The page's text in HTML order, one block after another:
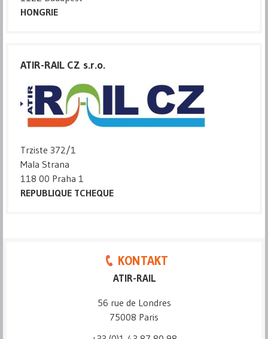
HONGRIE
ATIR-RAIL CZ s.r.o.
Trziste 372/1
Mala Strana
118 00 Praha 1
REPUBLIQUE TCHEQUE
KONTAKT
ATIR-RAIL
56 rue de Londres
75008 Paris